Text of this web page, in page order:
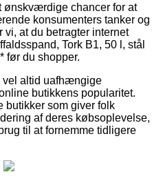
ønskværdige chancer for at
konsumenters tanker og
vi, at du betragter internet
Tork B1, 50 l, stål
før du shopper.
vel altid uafhængige
butikkens popularitet.
butikker som giver folk
af deres købsoplevelse,
til at fornemme tidligere